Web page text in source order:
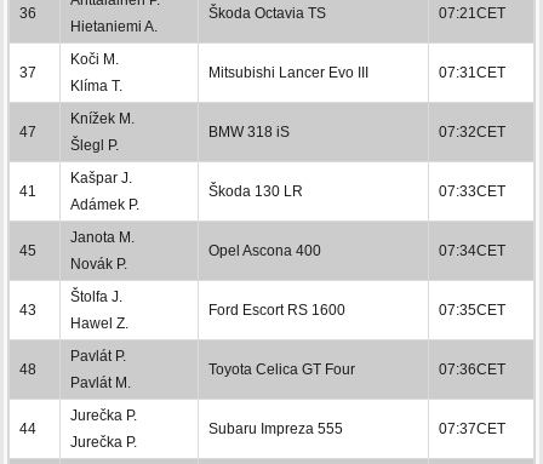
36
Hietaniemi A.
Škoda Octavia TS 07:21CET
37
Koči M.
Klíma T.
Mitsubishi Lancer Evo III 07:31CET
47
Knížek M.
Šlegl P.
BMW 318 iS 07:32CET
41
Kašpar J.
Adámek P.
Škoda 130 LR 07:33CET
45
Janota M.
Novák P.
Opel Ascona 400 07:34CET
43
Štolfa J.
Hawel Z.
Ford Escort RS 1600 07:35CET
48
Pavlát P.
Pavlát M.
Toyota Celica GT Four 07:36CET
44
Jurečka P.
Jurečka P.
Subaru Impreza 555 07:37CET